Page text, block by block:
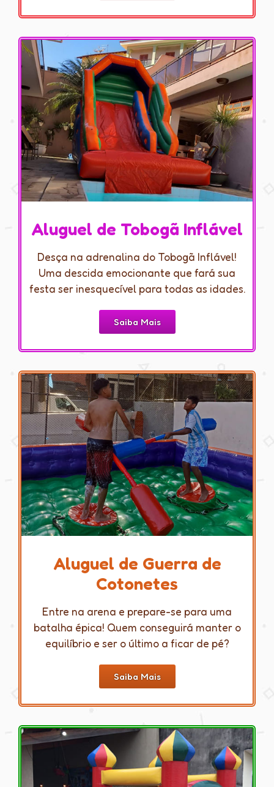
Aluguel de Tobogã Inflável
Desça na adrenalina do Tobogã Inflável!
Uma descida emocionante que fará sua
festa ser inesquecível para todas as idades.
Saiba Mais
Aluguel de Guerra de
Cotonetes
Entre na arena e prepare-se para uma
batalha épica! Quem conseguirá manter o
equilíbrio e ser o último a ficar de pé?
Saiba Mais